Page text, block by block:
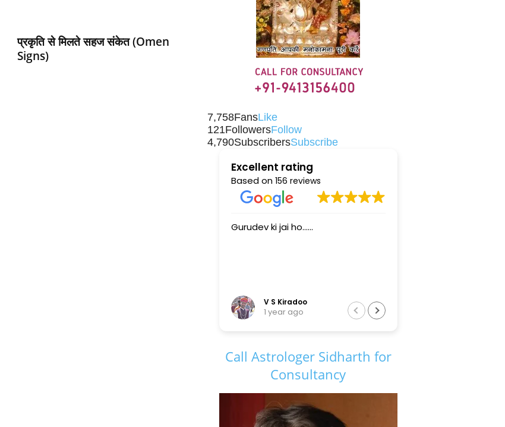
प्रकृति से मिलते सहज संकेत (Omen
Signs)
7,758FansLike
121FollowersFollow
4,790SubscribersSubscribe
Excellent rating
Based on 156 reviews
Gurudev ki jai ho......
V S Kiradoo
1 year ago
Call Astrologer Sidharth for
Consultancy